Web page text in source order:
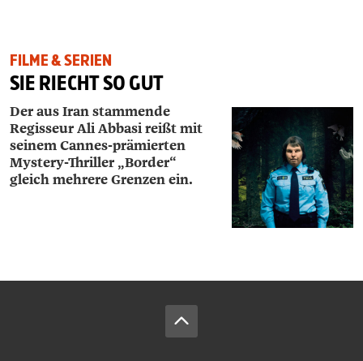
FILME & SERIEN
SIE RIECHT SO GUT
Der aus Iran stammende
Regisseur Ali Abbasi reißt mit
seinem Cannes-prämierten
Mystery-­Thriller „Border“
gleich mehrere Grenzen ein.